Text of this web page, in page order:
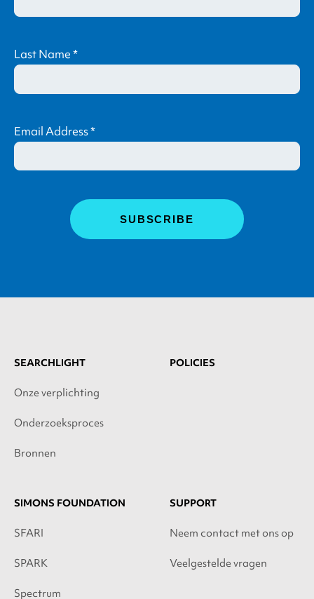
Last Name*
Email Address*
SEARCHLIGHT
Onze verplichting
Onderzoeksproces
Bronnen
POLICIES
SIMONS FOUNDATION
SFARI
SPARK
Spectrum
SUPPORT
Neem contact met ons op
Veelgestelde vragen